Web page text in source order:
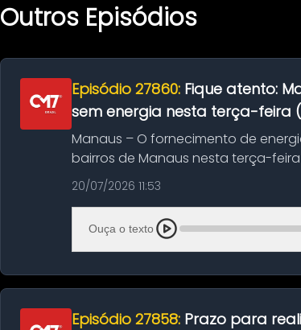
Outros Episódios
Episódio 27860: Fique atento:
sem energia nesta terça-feira
Manaus – O fornecimento de
bairros de Manaus nesta terça-
serviços de manuten...
20/07/2026 11:53
Ouça o texto
Episódio 27858: Prazo para